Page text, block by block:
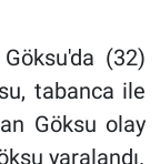
(32)
tabanca ile
Göksu olay
yaralandı.